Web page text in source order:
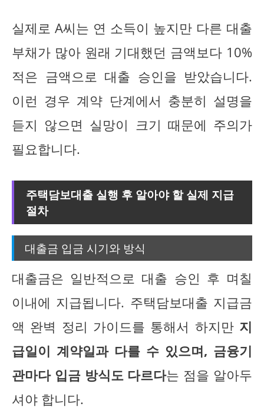
실제로 A씨는 연 소득이 높지만 다른 대출
부채가 많아 원래 기대했던 금액보다 10%
적은 금액으로 대출 승인을 받았습니다.
이런 경우 계약 단계에서 충분히 설명을
듣지 않으면 실망이 크기 때문에 주의가
필요합니다.
주택담보대출 실행 후 알아야 할 실제 지급
절차
대출금 입금 시기와 방식
대출금은 일반적으로 대출 승인 후 며칠
이내에 지급됩니다. 주택담보대출 지급금
액 완벽 정리 가이드를 통해서 하지만 지
급일이 계약일과 다를 수 있으며, 금융기
관마다 입금 방식도 다르다는 점을 알아두
셔야 합니다.